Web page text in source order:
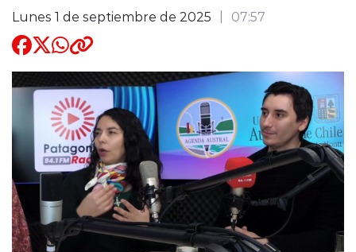
Lunes 1 de septiembre de 2025 07:57